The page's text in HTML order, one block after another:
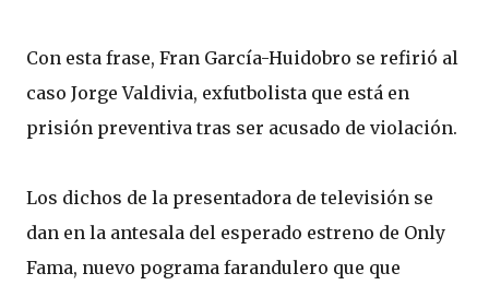
Con esta frase, Fran García-Huidobro se refirió al
caso Jorge Valdivia, exfutbolista que está en
prisión preventiva tras ser acusado de violación.
Los dichos de la presentadora de televisión se
dan en la antesala del esperado estreno de Only
Fama, nuevo pograma farandulero que que